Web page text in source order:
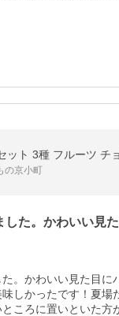
ット 3種 フルーツ
の京小町
した。かわいい見
。かわいい見た目
しかったです！夏
ころに置いといた